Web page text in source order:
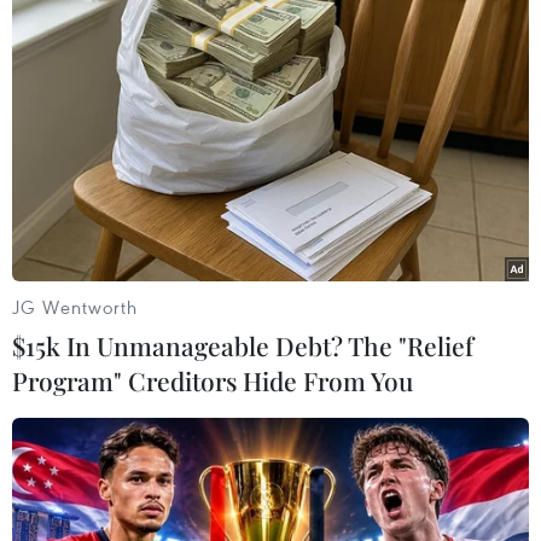
TIN LIÊN QUAN
Tổng thống Trump: Các vấn đề liên quan
đến Triều Tiên đang tiến triển
25/12/2018 03:51
JG Wentworth
$15k In Unmanageable Debt? The "Relief
Program" Creditors Hide From You